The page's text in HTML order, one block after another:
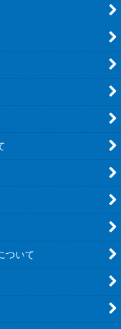
ついて